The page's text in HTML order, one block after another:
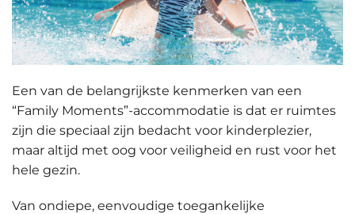
Een van de belangrijkste kenmerken van een
“Family Moments”-accommodatie is dat er ruimtes
zijn die speciaal zijn bedacht voor kinderplezier,
maar altijd met oog voor veiligheid en rust voor het
hele gezin.
Van ondiepe, eenvoudige toegankelijke